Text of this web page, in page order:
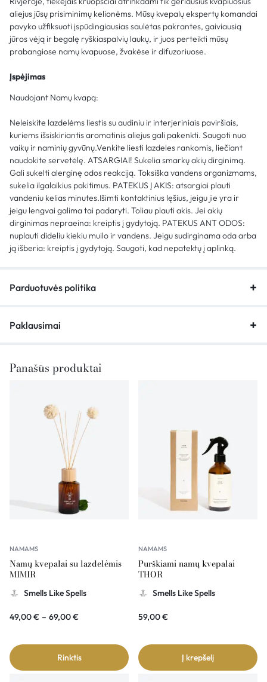
aliejus jūsų prisiminimų kelionėms. Mūsų kvepalų ekspertų komandai
pavyko užfiksuoti įspūdingiausias saulėtas pakrantes, gaiviausią
jūros vėją ir begalę ryškiaspalvių laukų, ir juos perteikti mūsų
prabangiose namų kvapuose, žvakėse ir difuzoriuose.
Įspėjimas
Naudojant Namų kvapą:
Neleiskite lazdelėms liestis su audiniu ir interjeriniais paviršiais,
kuriems išsiskiriantis aromatinis aliejus gali pakenkti. Saugoti nuo
vaikų ir naminių gyvūnų.Venkite liesti lazdeles rankomis, liečiant
naudokite servetėlę. ATSARGIAI! Sukelia smarkų akių dirginimą.
Gali sukelti alerginę odos reakciją. Toksiška vandens organizmams,
sukelia ilgalaikius pakitimus. PATEKUS Į AKIS: atsargiai plauti
vandeniu kelias minutes.Išimti kontaktinius lęšius, jeigu jie yra ir
jeigu lengvai galima tai padaryti. Toliau plauti akis. Jei akių
dirginimas nepraeina: kreiptis į gydytoją. PATEKUS ANT ODOS:
nuplauti dideliu kiekiu muilo ir vandens. Jeigu sudirginama oda arba
ją išberia: kreiptis į gydytoją. Saugoti, kad nepatektų į aplinką.
Parduotuvės politika
Paklausimai
Panašūs produktai
NAMAMS
Namų kvepalai su lazdelėmis
MIMIR
Smells Like Spells
49,00€ – 69,00€
Rinktis
NAMAMS
Purškiami namų kvepalai
THOR
Smells Like Spells
59,00€
Į krepšelį